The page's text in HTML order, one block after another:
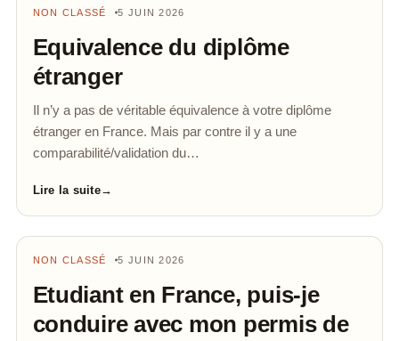
NON CLASSÉ 5 JUIN 2026
Equivalence du diplôme
étranger
Il n’y a pas de véritable équivalence à votre diplôme
étranger en France. Mais par contre il y a une
comparabilité/validation du…
Lire la suite→
NON CLASSÉ 5 JUIN 2026
Etudiant en France, puis-je
conduire avec mon permis de